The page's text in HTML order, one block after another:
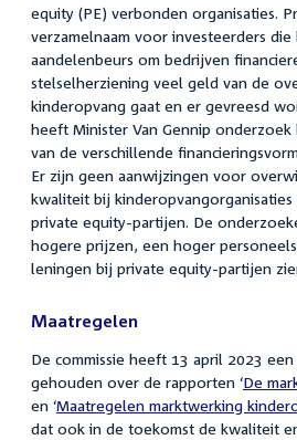
equity (PE) verbonden organisaties.
verzamelnaam voor investeerders
aandelenbeurs om bedrijven
stelselherziening veel geld van de
kinderopvang gaat en er gevreesd
heeft Minister Van Gennip
van de verschillende
Er zijn geen aanwijzingen voor
kwaliteit bij
private equity-partijen. De
hogere prijzen, een hoger
leningen bij private equity-partijen
Maatregelen
De commissie heeft 13 april 2023 een
gehouden over de rapporten ‘De
en ‘Maatregelen marktwerking
dat ook in de toekomst de kwaliteit